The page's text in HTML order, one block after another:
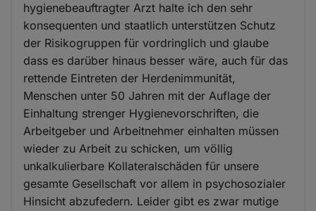
hygienebeauftragter Arzt halte ich den sehr
konsequenten und staatlich unterstützen Schutz
der Risikogruppen für vordringlich und glaube
dass es darüber hinaus besser wäre, auch für das
rettende Eintreten der Herdenimmunität,
Menschen unter 50 Jahren mit der Auflage der
Einhaltung strenger Hygienevorschriften, die
Arbeitgeber und Arbeitnehmer einhalten müssen
wieder zu Arbeit zu schicken, um völlig
unkalkulierbare Kollateralschäden für unsere
gesamte Gesellschaft vor allem in psychosozialer
Hinsicht abzufedern. Leider gibt es zwar mutige